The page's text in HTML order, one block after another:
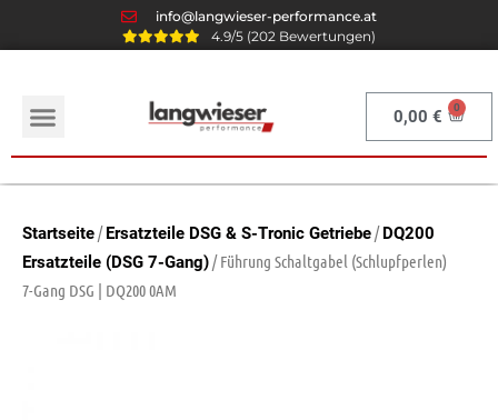
info@langwieser-performance.at
4.9/5 (202 Bewertungen)
0,00€
Startseite/Ersatzteile DSG & S-Tronic Getriebe/DQ200
Ersatzteile (DSG 7-Gang)/ Führung Schaltgabel (Schlupfperlen)
7-Gang DSG | DQ200 0AM